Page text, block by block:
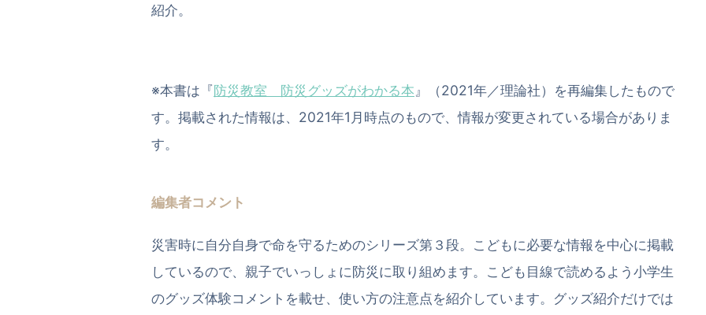
紹介。
※本書は『防災教室 防災グッズがわかる本 』（2021年／理論社）を再編集したもので
す。掲載された情報は、2021年1月時点のもので、情報が変更されている場合がありま
す。
編集者コメント
災害時に自分自身で命を守るためのシリーズ第３段。こどもに必要な情報を中心に掲載
しているので、親子でいっしょに防災に取り組めます。こども目線で読めるよう小学生
のグッズ体験コメントを載せ、使い方の注意点を紹介しています。グッズ紹介だけでは